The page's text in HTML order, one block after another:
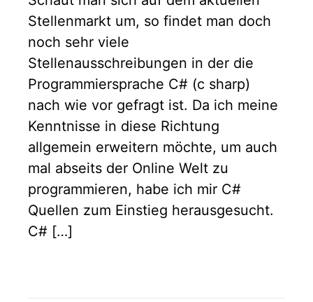
Stellenmarkt um, so findet man doch
noch sehr viele
Stellenausschreibungen in der die
Programmiersprache C# (c sharp)
nach wie vor gefragt ist. Da ich meine
Kenntnisse in diese Richtung
allgemein erweitern möchte, um auch
mal abseits der Online Welt zu
programmieren, habe ich mir C#
Quellen zum Einstieg herausgesucht.
C# […]